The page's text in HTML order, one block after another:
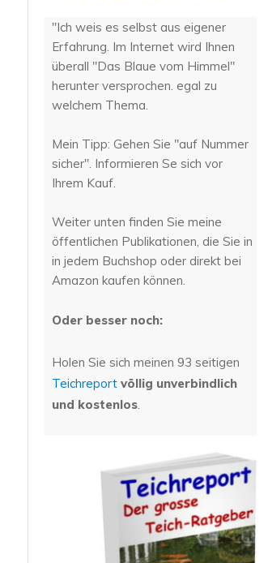
"Ich weis es selbst aus eigener
Erfahrung. Im Internet wird Ihnen
überall "Das Blaue vom Himmel"
herunter versprochen. egal zu
welchem Thema.
Mein Tipp: Gehen Sie "auf Nummer
sicher". Informieren Se sich vor
Ihrem Kauf.
Weiter unten finden Sie meine
öffentlichen Publikationen, die Sie in
in jedem Buchshop oder direkt bei
Amazon kaufen können.
Oder besser noch:
Holen Sie sich meinen 93 seitigen
Teichreport völlig unverbindlich
und kostenlos.